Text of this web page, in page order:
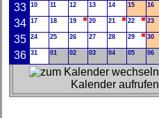
33 10 11 12 13 14 15 16
34 17 18 19 20 21 22 23
35 24 25 26 27 28 29 30
36 31 01 02 03 04 05 06
Kalender aufrufen